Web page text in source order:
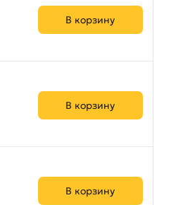
В корзину
В корзину
В корзину